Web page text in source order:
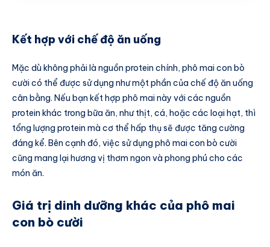
Kết hợp với chế độ ăn uống
Mặc dù không phải là nguồn protein chính, phô mai con bò
cười có thể được sử dụng như một phần của chế độ ăn uống
cân bằng. Nếu bạn kết hợp phô mai này với các nguồn
protein khác trong bữa ăn, như thịt, cá, hoặc các loại hạt, thì
tổng lượng protein mà cơ thể hấp thụ sẽ được tăng cường
đáng kể. Bên cạnh đó, việc sử dụng phô mai con bò cười
cũng mang lại hương vị thơm ngon và phong phú cho các
món ăn.
Giá trị dinh dưỡng khác của phô mai
con bò cười